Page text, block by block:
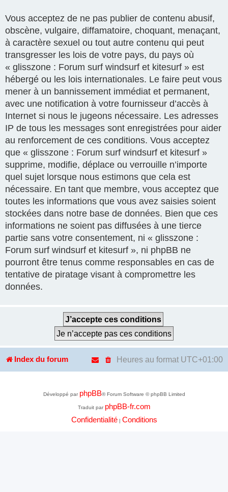
Vous acceptez de ne pas publier de contenu abusif,
obscène, vulgaire, diffamatoire, choquant, menaçant,
à caractère sexuel ou tout autre contenu qui peut
transgresser les lois de votre pays, du pays où
« glisszone : Forum surf windsurf et kitesurf » est
hébergé ou les lois internationales. Le faire peut vous
mener à un bannissement immédiat et permanent,
avec une notification à votre fournisseur d’accès à
Internet si nous le jugeons nécessaire. Les adresses
IP de tous les messages sont enregistrées pour aider
au renforcement de ces conditions. Vous acceptez
que « glisszone : Forum surf windsurf et kitesurf »
supprime, modifie, déplace ou verrouille n’importe
quel sujet lorsque nous estimons que cela est
nécessaire. En tant que membre, vous acceptez que
toutes les informations que vous avez saisies soient
stockées dans notre base de données. Bien que ces
informations ne soient pas diffusées à une tierce
partie sans votre consentement, ni « glisszone :
Forum surf windsurf et kitesurf », ni phpBB ne
pourront être tenus comme responsables en cas de
tentative de piratage visant à compromettre les
données.
Index du forum Heures au format UTC+01:00
Développé par phpBB® Forum Software © phpBB Limited
Traduit par phpBB-fr.com
Confidentialité| Conditions